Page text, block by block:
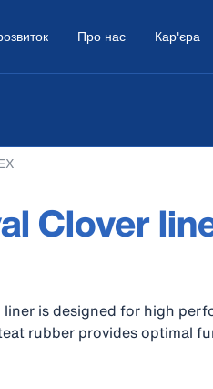
Про нас Кар'єра
Clover
is designed for high
rubber provides optimal